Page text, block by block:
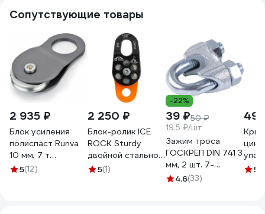
Сопутствующие товары
2 935 ₽
Блок усиления
полиспаст Runva
10 мм, 7 т
PBK15000
5(12)
2 250 ₽
Блок-ролик ICE
ROCK Sturdy
двойной стальной
с подшипником,
5(1)
-22%
39 ₽50 ₽
19.5 ₽/шт
Зажим троса
ГОСКРЕП DIN 741 3
мм, 2 шт. 7-
0010250
4.6(33)
49
Крюк
5